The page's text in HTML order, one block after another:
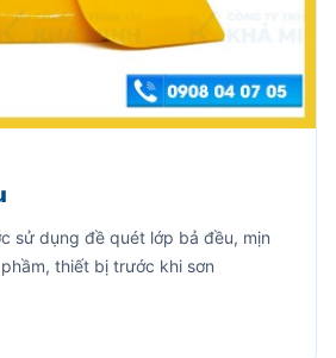
sử dụng đề quét lớp bả đều, mịn
thiết bị trước khi sơn